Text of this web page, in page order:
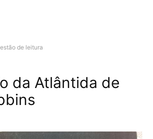
de leitura
da Atlântida de